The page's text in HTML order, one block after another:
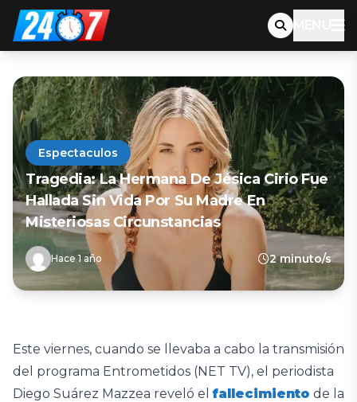
MENU
Espectaculos
Tragedia: La Hermana De Jésica Cirio Fue
Hallada Sin Vida Por Su Madre En
Misteriosas Circunstancias
Hace 1 año 2 minuto/s
Este viernes, cuando se llevaba a cabo la transmisión
del programa Entrometidos (NET TV), el periodista
Diego Suárez Mazzea reveló elfallecimiento de la